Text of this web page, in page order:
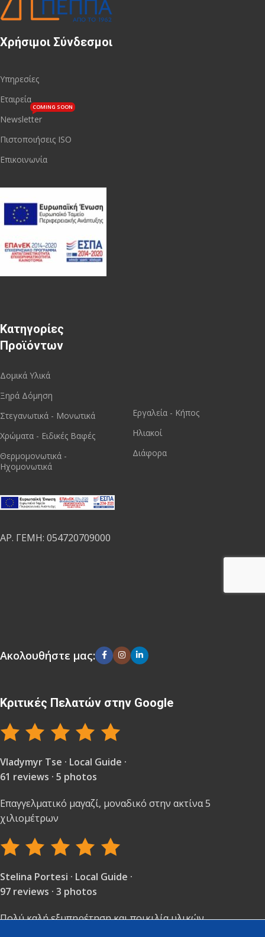
Χρήσιμοι Σύνδεσμοι
Υπηρεσίες
Εταιρεία
Newsletter
COMING SOON
Πιστοποιήσεις ISO
Επικοινωνία
Κατηγορίες
Προϊόντων
Δομικά Υλικά
Ξηρά Δόμηση
Στεγανωτικά - Μονωτικά
Χρώματα - Ειδικές Βαφές
Θερμομονωτικά -
Ηχομονωτικά
ΑΡ. ΓΕΜΗ: 054720709000
Εργαλεία - Κήπος
Ηλιακοί
Διάφορα
Ακολουθήστε μας:
Κριτικές Πελατών στην Google
Vladymyr Tse · Local Guide ·
61 reviews · 5 photos
Επαγγελματικό μαγαζί, μοναδικό στην ακτίνα 5
χιλιομέτρων
Stelina Portesi · Local Guide ·
97 reviews · 3 photos
Πολύ καλή εξυπηρέτηση και ποικιλία υλικών.